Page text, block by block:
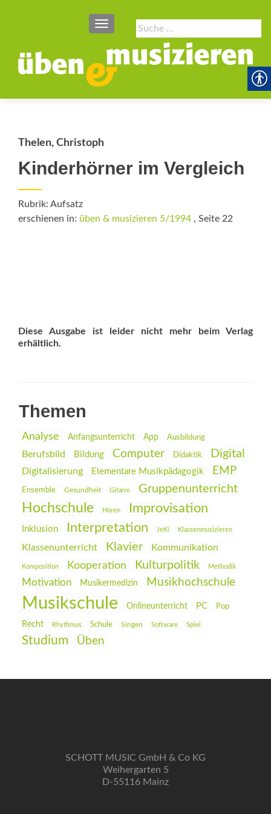
Suche
nach:
SCHALTE NAVIGATION
Thelen, Christoph
Kinderhörner im Vergleich
Rubrik: Aufsatz
erschienen in: üben & musizieren 5/1994 , Seite 22
Diese Ausgabe ist leider nicht mehr beim Verlag
erhältlich.
Themen
Analyse Anfangsunterricht App Ausbildung
Berufsbild Bildung Computer Didaktik Digital
Digitalisierung Elementare Musikpädagogik EMP
Ensemble Gesundheit Gitarre Gruppenunterricht
Hochschule Hören Improvisation
Inklusion Interpretation JeKi Klassenmusizieren
Klassenunterricht Klavier Kommunikation
Komposition Kooperation Kulturpolitik Methodik
Motivation Musikermedizin Musikhochschule
Musikschule Onlineunterricht PC Pop
Recht Rhythmus Schule Singen Software Spiel
Studium Üben
SCHOTT MUSIC GmbH & Co KG
Weihergarten 5
D-55116 Mainz